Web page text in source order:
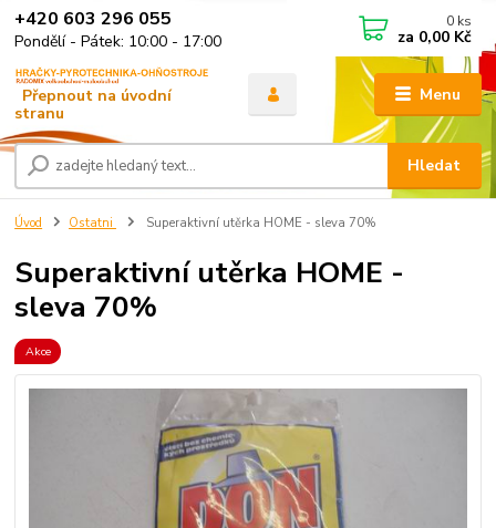
Menu
Hledat
+420 603 296 055
Pondělí - Pátek: 10:00 - 17:00
0 ks
za 0,00 Kč
Úvod Ostatni Superaktivní utěrka HOME - sleva 70%
Superaktivní utěrka HOME -
sleva 70%
Akce